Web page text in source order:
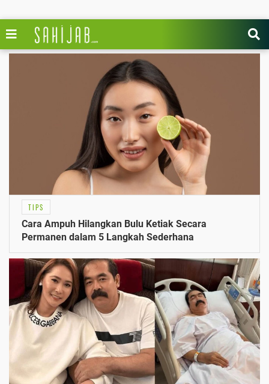
TIPS
Cara Ampuh Hilangkan Bulu Ketiak Secara
Permanen dalam 5 Langkah Sederhana